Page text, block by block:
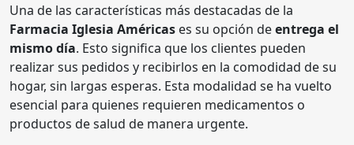
Una de las características más destacadas de la
Farmacia Iglesia Américas es su opción deentrega el
mismo día. Esto significa que los clientes pueden
realizar sus pedidos y recibirlos en la comodidad de su
hogar, sin largas esperas. Esta modalidad se ha vuelto
esencial para quienes requieren medicamentos o
productos de salud de manera urgente.